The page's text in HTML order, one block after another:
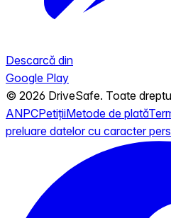
Descarcă din
Google Play
© 2026 DriveSafe. Toate
ANPCPetițiiMetode de plată
preluare datelor cu caracter